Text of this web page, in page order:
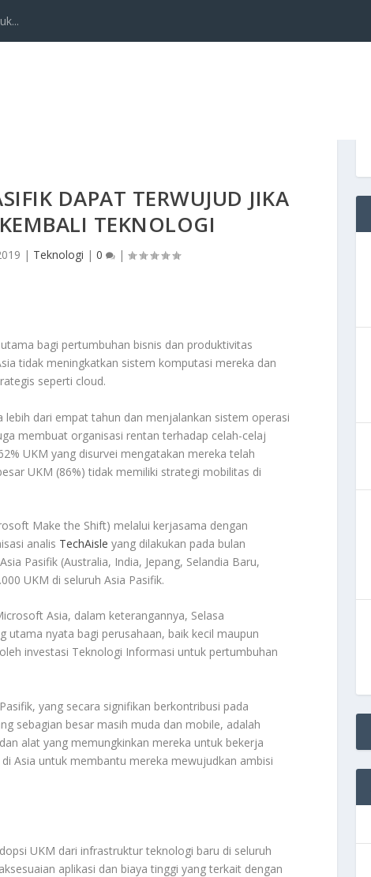
DAPAT TERWUJUD JIKA
TEKNOLOGI
| Teknologi | 0 |
bagi pertumbuhan bisnis dan produktivitas
tidak meningkatkan sistem komputasi mereka dan
seperti cloud.
lebih dari empat tahun dan menjalankan sistem operasi
membuat organisasi rentan terhadap celah-celaj
UKM yang disurvei mengatakan mereka telah
UKM (86%) tidak memiliki strategi mobilitas di
Make the Shift) melalui kerjasama dengan
analis TechAisle yang dilakukan pada bulan
Pasifik (Australia, India, Jepang, Selandia Baru,
UKM di seluruh Asia Pasifik.
Asia, dalam keterangannya, Selasa
nyata bagi perusahaan, baik kecil maupun
investasi Teknologi Informasi untuk pertumbuhan
yang secara signifikan berkontribusi pada
sebagian besar masih muda dan mobile, adalah
alat yang memungkinkan mereka untuk bekerja
Asia untuk membantu mereka mewujudkan ambisi
UKM dari infrastruktur teknologi baru di seluruh
aplikasi dan biaya tinggi yang terkait dengan